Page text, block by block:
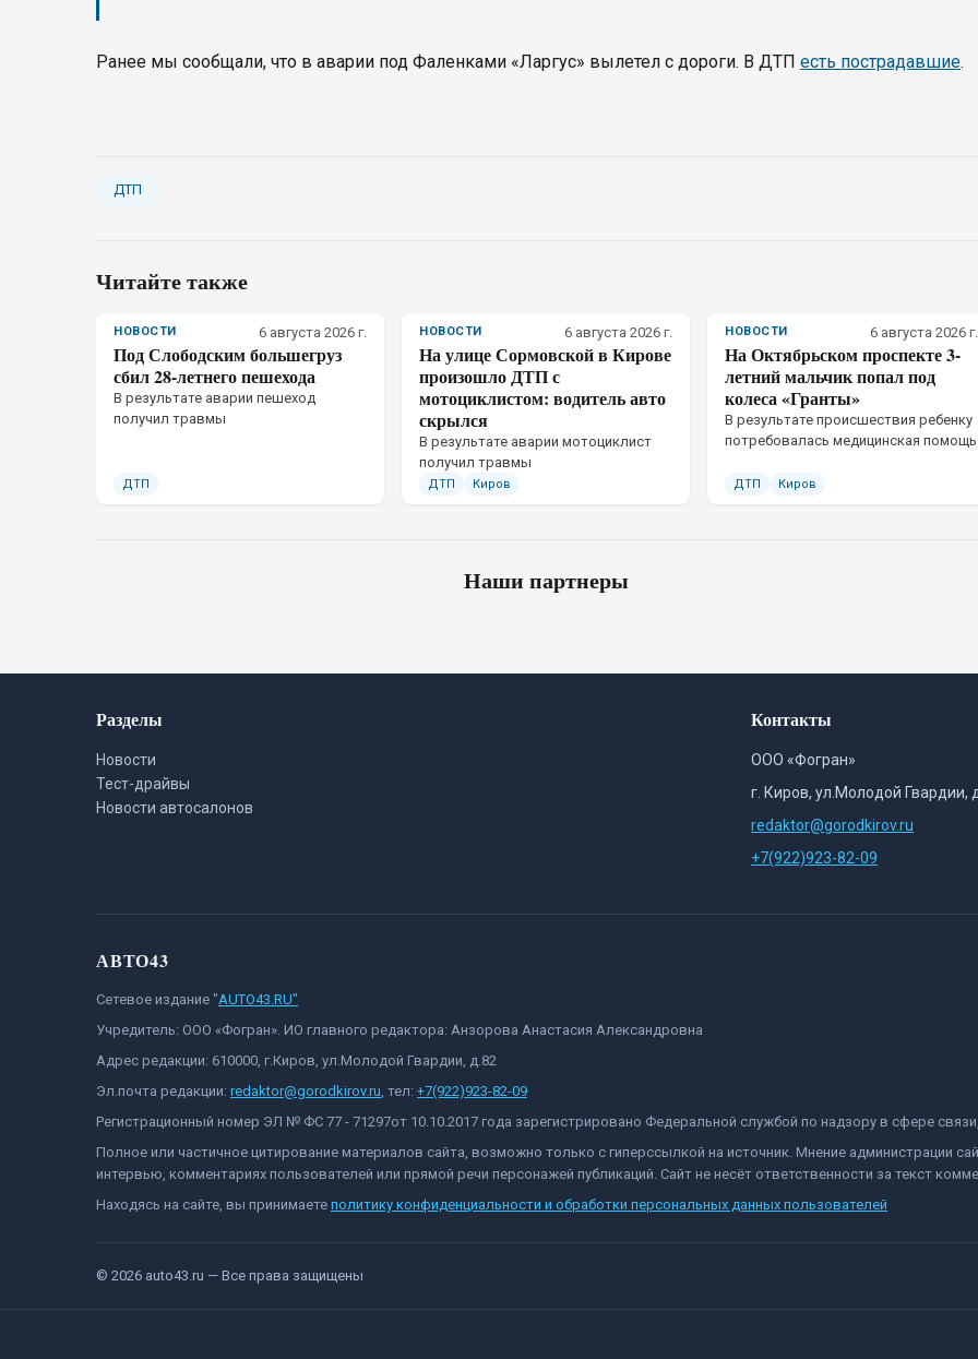
Ранее мы сообщали, что в аварии под Фаленками «Ларгус» вылетел с дороги. В ДТП есть пострадавшие.
ДТП
Читайте также
НОВОСТИ 6 августа 2026 г.
Под Слободским большегруз
сбил 28-летнего пешехода
В результате аварии пешеход
получил травмы
ДТП
НОВОСТИ 6 августа 2026 г.
На улице Сормовской в Кирове
произошло ДТП с
мотоциклистом: водитель авто
скрылся
В результате аварии мотоциклист
получил травмы
ДТП Киров
НОВОСТИ 6 августа 2026 г.
На Октябрьском проспекте 3-
летний мальчик попал под
колеса «Гранты»
В результате происшествия ребенку
потребовалась медицинская помощь
ДТП Киров
Наши партнеры
Разделы
Новости
Тест-драйвы
Новости автосалонов
Контакты
ООО «Фогран»
г. Киров, ул.Молодой Гвардии,
redaktor@gorodkirov.ru
+7(922)923-82-09
АВТО43
Сетевое издание "AUTO43.RU"
Учредитель: ООО «Фогран». ИО главного редактора: Анзорова Анастасия Александровна
Адрес редакции: 610000, г.Киров, ул.Молодой Гвардии, д.82
Эл.почта редакции: redaktor@gorodkirov.ru, тел: +7(922)923-82-09
Регистрационный номер ЭЛ № ФС 77 - 71297от 10.10.2017 года зарегистрировано Федеральной службой по надзору в сфере
Полное или частичное цитирование материалов сайта, возможно только с гиперссылкой на источник. Мнение администрации
интервью, комментариях пользователей или прямой речи персонажей публикаций. Сайт не несёт ответственности за текст
Находясь на сайте, вы принимаете политику конфиденциальности и обработки персональных данных пользователей
© 2026 auto43.ru — Все права защищены